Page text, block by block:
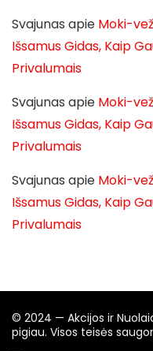
Svajunas apie Moki-
Išsamus Gidas, Kaip
Privalumais
Svajunas apie Moki-
Išsamus Gidas, Kaip
Privalumais
Svajunas apie Moki-
Išsamus Gidas, Kaip
Privalumais
© 2024 — Akcijos ir
pigiau. Visos teisės